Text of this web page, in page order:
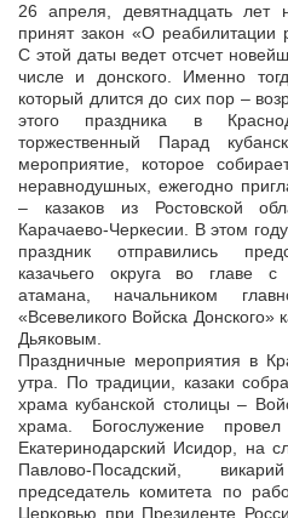
26 апреля, девятнадцать
принят закон «О реабилитации
С этой даты ведет отсчет
числе и донского. Именно
который длится до сих пор –
этого праздника в
торжественный Парад
мероприятие, которое
неравнодушных, ежегодно
– казаков из Ростовской
Карачаево-Черкесии. В этом
праздник отправились
казачьего округа во главе
атамана, начальником
«Всевеликого Войска
Дьяковым.
Праздничные мероприятия в
утра. По традиции, казаки
храма кубанской столицы –
храма. Богослужение
Екатеринодарский Исидор, на
Павлово-Посадский,
председатель комитета по
Церковью при Президенте